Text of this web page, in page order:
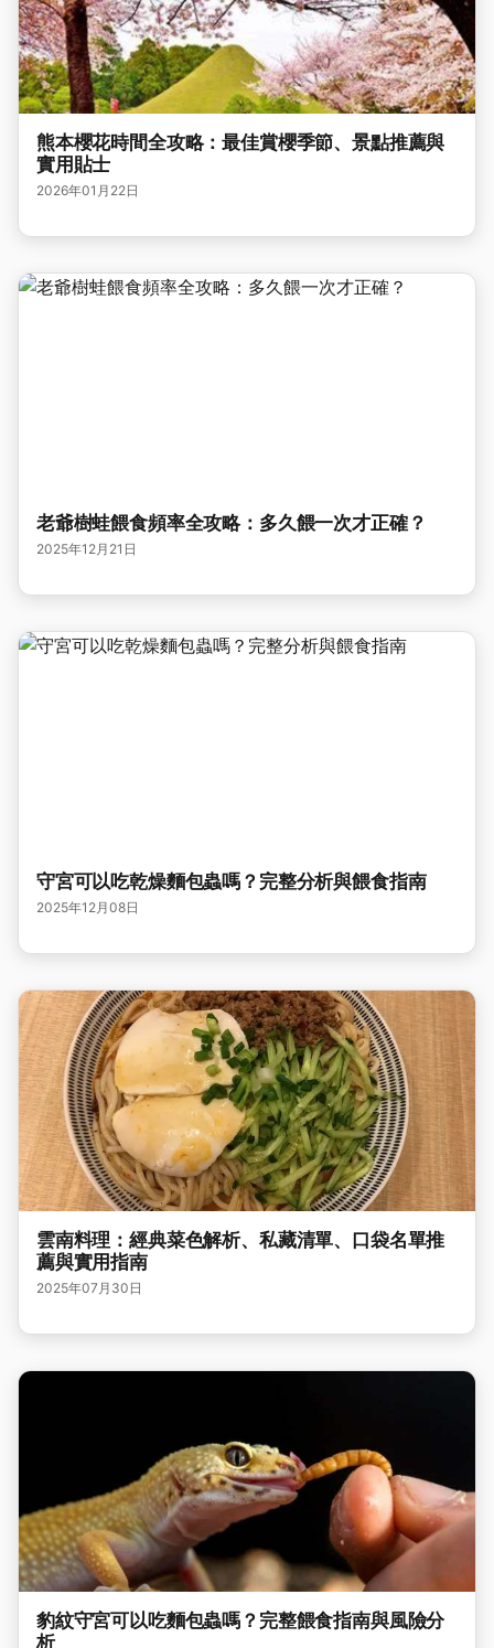
熊本櫻花時間全攻略：最佳賞櫻季節、景點推薦與
實用貼士
2026年01月22日
老爺樹蛙餵食頻率全攻略：多久餵一次才正確？
2025年12月21日
守宮可以吃乾燥麵包蟲嗎？完整分析與餵食指南
2025年12月08日
雲南料理：經典菜色解析、私藏清單、口袋名單推
薦與實用指南
2025年07月30日
豹紋守宮可以吃麵包蟲嗎？完整餵食指南與風險分
析